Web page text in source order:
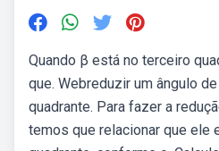
Quando β está no terceiro
que. Webreduzir um ângulo
quadrante. Para fazer a
temos que relacionar que ele